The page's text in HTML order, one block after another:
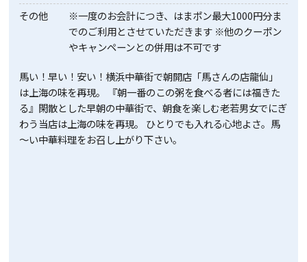
その他
※一度のお会計につき、はまポン最大1000円分ま
でのご利用とさせていただきます ※他のクーポン
やキャンペーンとの併用は不可です
馬い！早い！安い！横浜中華街で朝開店「馬さんの店龍仙」
は上海の味を再現。 『朝一番のこの粥を食べる者には福きた
る』閑散とした早朝の中華街で、朝食を楽しむ老若男女でにぎ
わう当店は上海の味を再現。 ひとりでも入れる心地よさ。馬
～い中華料理をお召し上がり下さい。